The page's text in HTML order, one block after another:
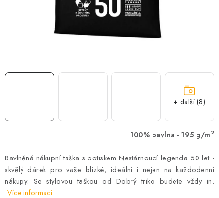
Doprava a platba
Obchodní podmínky
100% bavlna - 195 g/m 2
Bavlněná nákupní taška s potiskem Nestárnoucí legenda 50 let -
skvělý dárek pro vaše blízké, ideální i nejen na každodenní
nákupy. Se stylovou taškou od Dobrý triko budete vždy in.
Více informací
+ další (8)